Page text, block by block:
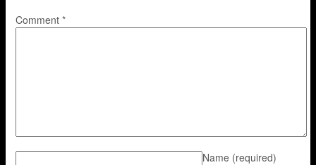
Comment *
Name (required)